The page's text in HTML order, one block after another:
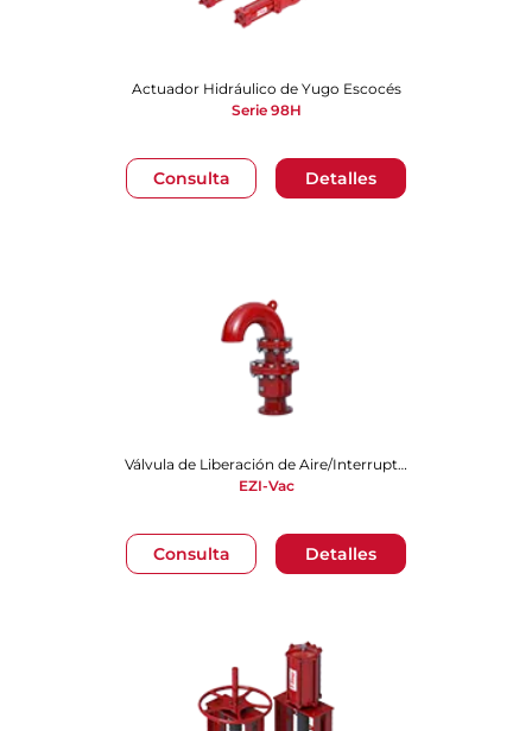
Consulta Detalles
Actuador Hidráulico de Yugo Escocés
Serie 98H
Consulta Detalles
Válvula de Liberación de Aire/Interruptora de Vacío​​​​​​​
EZI-Vac